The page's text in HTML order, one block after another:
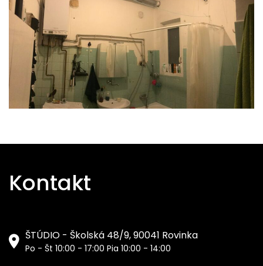
Kontakt
ŠTÚDIO - Školská 48/9, 90041 Rovinka
Po - Št 10:00 - 17:00 Pia 10:00 - 14:00